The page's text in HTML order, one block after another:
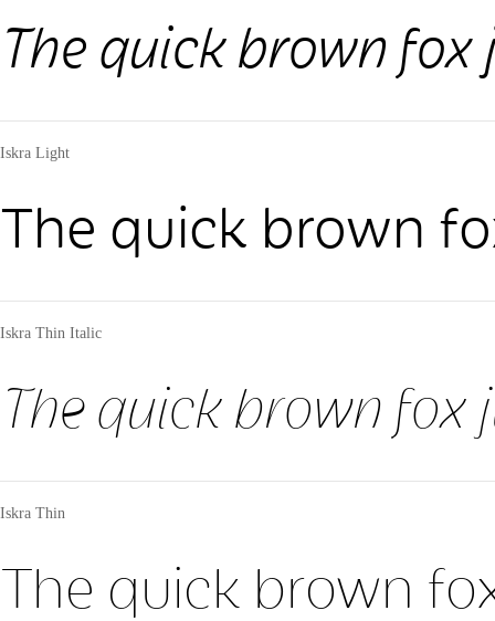
The quick brown
Iskra Light
The quick brown
Iskra Thin Italic
The quick brown fox
Iskra Thin
The quick brown